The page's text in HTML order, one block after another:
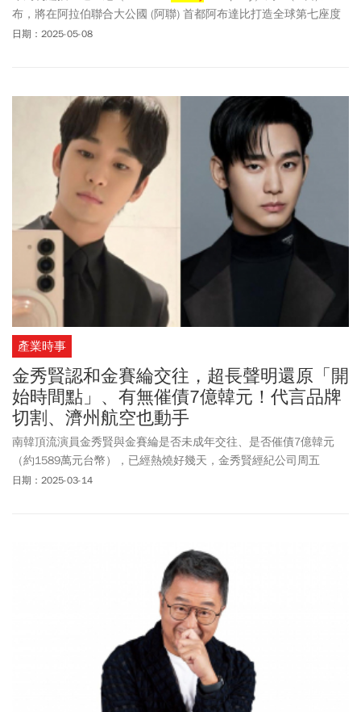
布，將在阿拉伯聯合大公國 (阿聯) 首都阿布達比打造全球第七座度
假區主題樂園，該案與沉浸式娛樂開發商 Miral合作，地點落在亞斯
時，亞洲能再多一個迪士尼樂園，將讓粉絲們多個選擇。
日期：2025-05-08
產業時事
金秀賢認和金賽綸交往，超長聲明還原「開
始時間點」、有無催債7億韓元！代言品牌
切割、濟州航空也動手
南韓頂流演員金秀賢與金賽綸是否未成年交往、是否催債7億韓元
（約1589萬元台幣），已經熱燒好幾天，金秀賢經紀公司周五
（3/14）終於發表官方立場表示，金秀賢與已故金賽綸之間的過去
Homeplus、新韓銀行、連鎖烘焙店TOUS les JOURS、化妝品牌
Dinto、服飾品牌EiDER、家電品牌CUCKOO、餐飲品牌Shabu All
Day，以及高奢品牌PRADA、Jo Malone等。其中Dinto在11日就表示
已暫停所有與代言人相關的所有活動，Shabu All Day、EiDER、
Homeplus也都已經撤掉相關網站上金秀賢的照片。甚至連10年前曾
與金秀賢合作過的濟州航空，也被媒體發現已悄悄將金秀賢當時拍
的廣告轉為非公開。
日期：2025-03-14